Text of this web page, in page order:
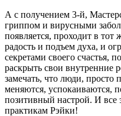
А с получением 3-й,
гриппом и вирусными
появляется, проходит в
радость и подъем духа, и
секретами своего счастья,
раскрыть свои внутренние
замечать, что люди,
меняются, успокаиваются,
позитивный настрой. И все
практикам Рэйки!